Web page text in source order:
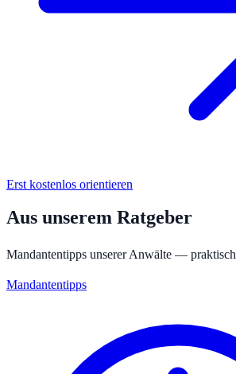
Erst kostenlos orientieren
Aus unserem Ratgeber
Mandantentipps unserer Anwälte —
Mandantentipps